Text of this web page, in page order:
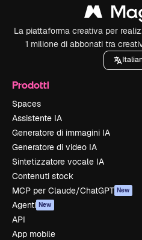
La piattaforma creativa per
1 milione di abbonati tra
Prodotti
Spaces
Assistente IA
Generatore di immagini IA
Generatore di video IA
Sintetizzatore vocale IA
Contenuti stock
MCP per Claude/ChatGPT New
Agenti New
API
App mobile